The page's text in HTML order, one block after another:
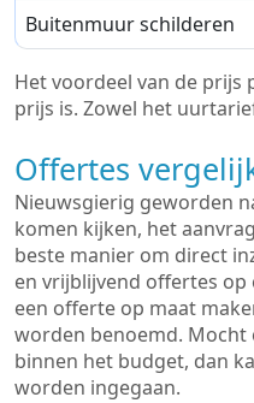
Buitenmuur schilderen
Het voordeel van de prijs
prijs is. Zowel het
Offertes
Nieuwsgierig geworden
komen kijken, het
beste manier om direct
en vrijblijvend offertes op
een offerte op maat
worden benoemd.
binnen het budget, dan
worden ingegaan.